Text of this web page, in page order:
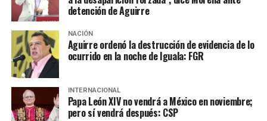
detención de Aguirre
NACIÓN
Aguirre ordenó la destrucción de evidencia de lo
ocurrido en la noche de Iguala: FGR
INTERNACIONAL
Papa León XIV no vendrá a México en noviembre;
pero sí vendrá después: CSP